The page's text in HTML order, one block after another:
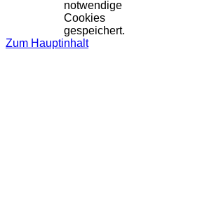
notwendige
Cookies
gespeichert.
Zum Hauptinhalt